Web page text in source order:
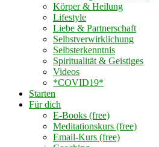
Körper & Heilung
Lifestyle
Liebe & Partnerschaft
Selbstverwirklichung
Selbsterkenntnis
Spiritualität & Geistiges
Videos
*COVID19*
Starten
Für dich
E-Books (free)
Meditationskurs (free)
Email-Kurs (free)